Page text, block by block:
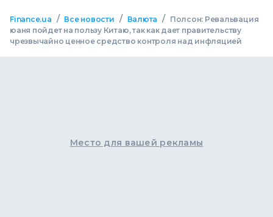
Finance.ua / Все новости / Валюта /
Полсон: Ревальвация
юаня пойдет на пользу Китаю, так как дает правительству
чрезвычайно ценное средство контроля над инфляцией
Место для вашей рекламы